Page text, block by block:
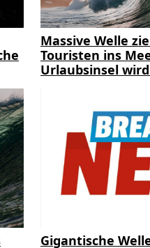
Massive Welle
Touristen ins
Urlaubsinsel
Gigantische